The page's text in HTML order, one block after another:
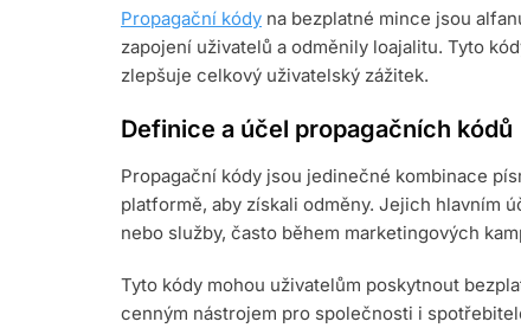
Propagační kódy na bezplatné mince jsou
zapojení uživatelů a odměnily loajalitu. Tyto
zlepšuje celkový uživatelský zážitek.
Definice a účel propagačních kódů
Propagační kódy jsou jedinečné kombinace
platformě, aby získali odměny. Jejich hlavním
nebo služby, často během marketingových
Tyto kódy mohou uživatelům poskytnout
cenným nástrojem pro společnosti i